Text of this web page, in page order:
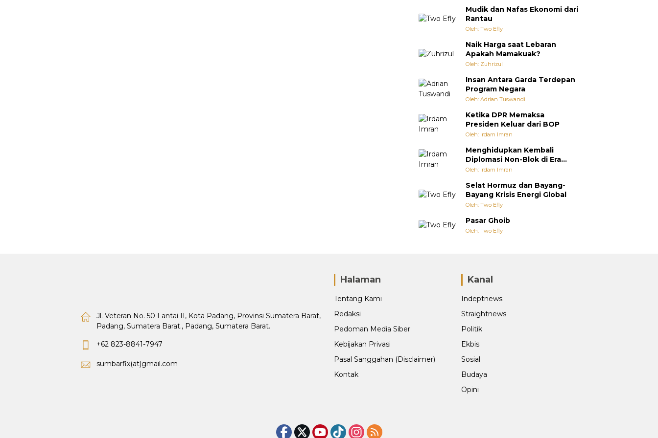
Mudik dan Nafas Ekonomi dari
Rantau
Oleh: Two Efly
Naik Harga saat Lebaran
Apakah Mamakuak?
Oleh: Zuhrizul
Insan Antara Garda Terdepan
Program Negara
Oleh: Adrian Tuswandi
Ketika DPR Memaksa
Presiden Keluar dari BOP
Oleh: Irdam Imran
Menghidupkan Kembali
Diplomasi Non-Blok di Era
Multipolar
Oleh: Irdam Imran
Selat Hormuz dan Bayang-
Bayang Krisis Energi Global
Oleh: Two Efly
Pasar Ghoib
Oleh: Two Efly
Jl. Veteran No. 50 Lantai II, Kota Padang, Provinsi Sumatera Barat,
Padang, Sumatera Barat., Padang, Sumatera Barat.
+62 823-8841-7947
sumbarfix(at)gmail.com
Halaman
Tentang Kami
Redaksi
Pedoman Media Siber
Kebijakan Privasi
Pasal Sanggahan (Disclaimer)
Kontak
Kanal
Indeptnews
Straightnews
Politik
Ekbis
Sosial
Budaya
Opini